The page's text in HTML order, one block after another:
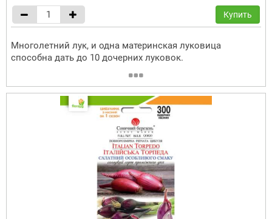
Купить
Многолетний лук, и одна материнская луковица
способна дать до 10 дочерних луковок.